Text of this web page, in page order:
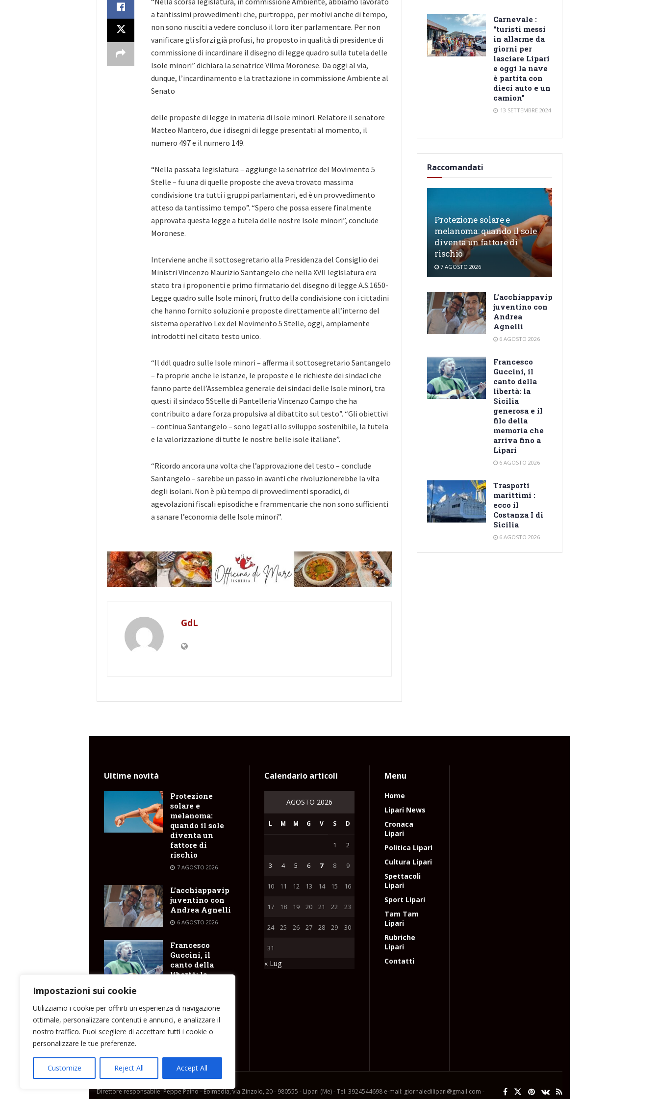
Impostazioni sui cookie
Utilizziamo i cookie per offrirti un'esperienza di navigazione
ottimale, personalizzare contenuti e annunci, e analizzare il
nostro traffico. Puoi scegliere di accettare tutti i cookie o
personalizzare le tue preferenze.
Customize Reject All Accept All
a tantissimi provvedimenti che, purtroppo, per motivi anche di tempo,
non sono riusciti a vedere concluso il loro iter parlamentare. Per non
vanificare gli sforzi già profusi, ho proposto in qualità di presidente di
commissione di incardinare il disegno di legge quadro sulla tutela delle
Isole minori” dichiara la senatrice Vilma Moronese. Da oggi al via,
dunque, l’incardinamento e la trattazione in commissione Ambiente al
Senato
delle proposte di legge in materia di Isole minori. Relatore il senatore
Matteo Mantero, due i disegni di legge presentati al momento, il
numero 497 e il numero 149.
“Nella passata legislatura – aggiunge la senatrice del Movimento 5
Stelle – fu una di quelle proposte che aveva trovato massima
condivisione tra tutti i gruppi parlamentari, ed è un provvedimento
atteso da tantissimo tempo”. “Spero che possa essere finalmente
approvata questa legge a tutela delle nostre Isole minori”, conclude
Moronese.
Interviene anche il sottosegretario alla Presidenza del Consiglio dei
Ministri Vincenzo Maurizio Santangelo che nella XVII legislatura era
stato tra i proponenti e primo firmatario del disegno di legge A.S.1650-
Legge quadro sulle Isole minori, frutto della condivisione con i cittadini
che hanno fornito soluzioni e proposte direttamente all’interno del
sistema operativo Lex del Movimento 5 Stelle, oggi, ampiamente
introdotti nel citato testo unico.
“Il ddl quadro sulle Isole minori – afferma il sottosegretario Santangelo
– fa proprie anche le istanze, le proposte e le richieste dei sindaci che
fanno parte dell’Assemblea generale dei sindaci delle Isole minori, tra
questi il sindaco 5Stelle di Pantelleria Vincenzo Campo che ha
contribuito a dare forza propulsiva al dibattito sul testo”. “Gli obiettivi
– continua Santangelo – sono legati allo sviluppo sostenibile, la tutela
e la valorizzazione di tutte le nostre belle isole italiane”.
“Ricordo ancora una volta che l’approvazione del testo – conclude
Santangelo – sarebbe un passo in avanti che rivoluzionerebbe la vita
degli isolani. Non è più tempo di provvedimenti sporadici, di
agevolazioni fiscali episodiche e frammentarie che non sono sufficienti
a sanare l’economia delle Isole minori”.
GdL
Carnevale :
“turisti messi
in allarme da
giorni per
lasciare Lipari
e oggi la nave
è partita con
dieci auto e un
camion”
13 SETTEMBRE 2024
Raccomandati
Protezione solare e
melanoma: quando il sole
diventa un fattore di
rischio
7 AGOSTO 2026
L’acchiappavip
juventino con
Andrea
Agnelli
6 AGOSTO 2026
Francesco
Guccini, il
canto della
libertà: la
Sicilia
generosa e il
filo della
memoria che
arriva fino a
Lipari
6 AGOSTO 2026
Trasporti
marittimi :
ecco il
Costanza I di
Sicilia
6 AGOSTO 2026
Ultime novità
Protezione
solare e
melanoma:
quando il sole
diventa un
fattore di
rischio
7 AGOSTO 2026
L’acchiappavip
juventino con
Andrea Agnelli
6 AGOSTO 2026
Francesco
Guccini, il
canto della
libertà: la
memoria che
arriva fino a
Lipari
6 AGOSTO 2026
Calendario articoli
AGOSTO 2026
L M M G V S D
1 2
3 4 5 6 7 8 9
10 11 12 13 14 15 16
17 18 19 20 21 22 23
24 25 26 27 28 29 30
31
« Lug
Menu
Home
Lipari News
Cronaca
Lipari
Politica Lipari
Cultura Lipari
Spettacoli
Lipari
Sport Lipari
Tam Tam
Lipari
Rubriche
Lipari
Contatti
Direttore responsabile: Peppe Paino - Eolmedia, via Zinzolo, 20 - 980555 - Lipari (Me) - Tel. 3924544698 e-mail: giornaledilipari@gmail.com -